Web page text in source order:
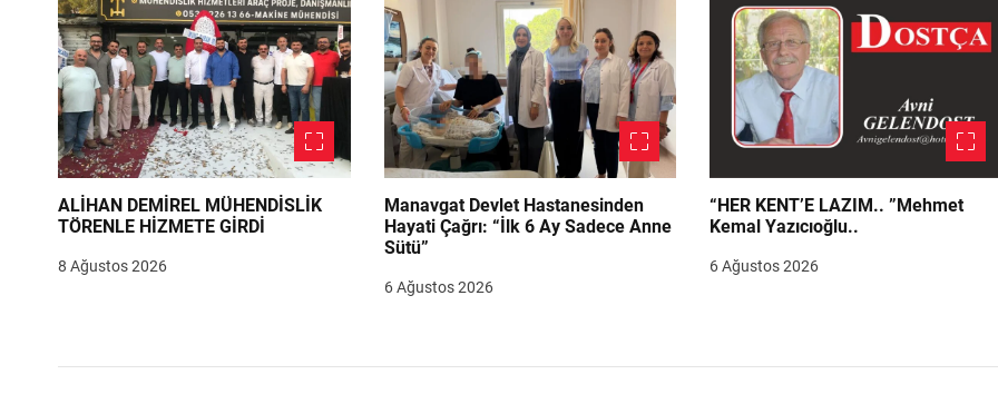
ALİHAN DEMİREL MÜHENDİSLİK
TÖRENLE HİZMETE GİRDİ
8 Ağustos 2026
Manavgat Devlet Hastanesinden
Hayati Çağrı: “İlk 6 Ay Sadece Anne
Sütü”
6 Ağustos 2026
“HER KENT’E LAZIM.. ”Mehmet
Kemal Yazıcıoğlu..
6 Ağustos 2026